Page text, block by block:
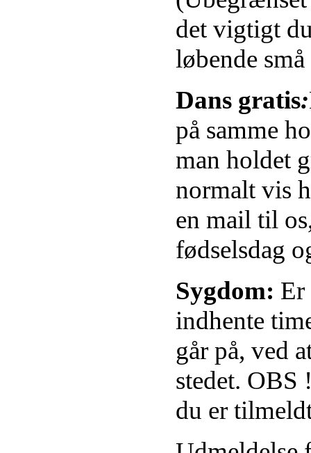
det vigtigt
løbende
Dans gratis:
på samme
man holdet
normalt vis
en mail til
fødselsdag
Sygdom: Er
indhente
går på, ved
stedet. OBS
du er